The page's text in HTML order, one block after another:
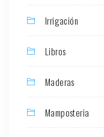
Irrigación
Libros
Maderas
Mamposteria